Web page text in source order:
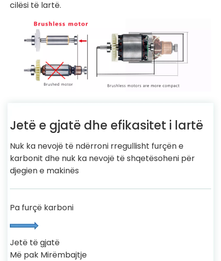
cilësi të lartë.
Jetë e gjatë dhe efikasitet i lartë
Nuk ka nevojë të ndërroni rregullisht furçën e
karbonit dhe nuk ka nevojë të shqetësoheni për
djegien e makinës
Pa furçë karboni
Jetë të gjatë
Më pak Mirëmbajtje